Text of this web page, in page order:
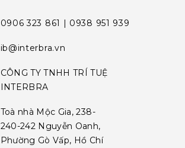
0906 323 861 | 0938 951 939
ib@interbra.vn
CÔNG TY TNHH TRÍ TUỆ
INTERBRA
Toà nhà Mộc Gia, 238-
240-242 Nguyễn Oanh,
Phường Gò Vấp, Hồ Chí